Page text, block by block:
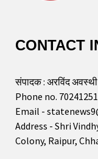
CONTACT
संपादक : अरविंद अवस्थी
Phone no.
Email -
Address - Shri
Colony, Raipur,